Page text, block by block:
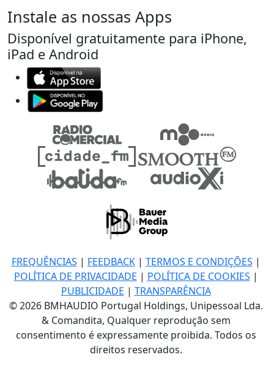
Instale as nossas Apps
Disponível gratuitamente para iPhone,
iPad e Android
FREQUÊNCIAS | FEEDBACK| TERMOS E CONDIÇÕES |
POLÍTICA DE PRIVACIDADE | POLÍTICA DE COOKIES |
PUBLICIDADE | TRANSPARÊNCIA
© 2026 BMHAUDIO Portugal Holdings, Unipessoal Lda.
& Comandita, Qualquer reprodução sem
consentimento é expressamente proibida. Todos os
direitos reservados.